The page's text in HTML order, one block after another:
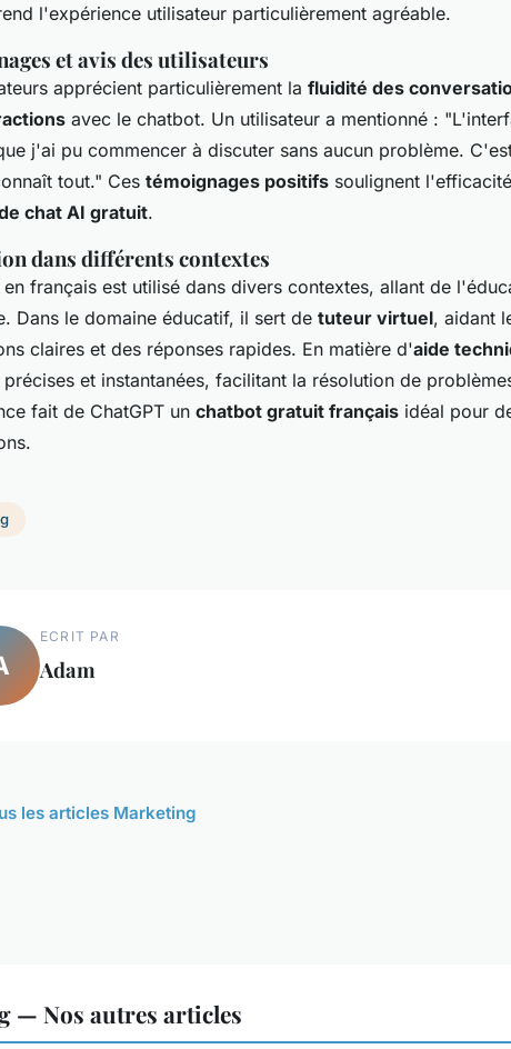
l'expérience utilisateur particulièrement agréable.
et avis des utilisateurs
apprécient particulièrement la fluidité des
avec le chatbot. Un utilisateur a mentionné :
j'ai pu commencer à discuter sans aucun problème.
tout." Ces témoignages positifs soulignent
chat AI gratuit.
dans différents contextes
en français est utilisé dans divers contextes, allant de
Dans le domaine éducatif, il sert de tuteur virtuel, aidant
claires et des réponses rapides. En matière d'aide
et instantanées, facilitant la résolution de
fait de ChatGPT un chatbot gratuit français idéal pour
ECRIT PAR
Adam
les articles Marketing
— Nos autres articles